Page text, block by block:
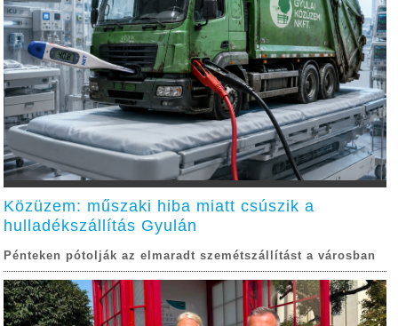
Közüzem: műszaki hiba miatt csúszik a
hulladékszállítás Gyulán
Pénteken pótolják az elmaradt szemétszállítást a városban